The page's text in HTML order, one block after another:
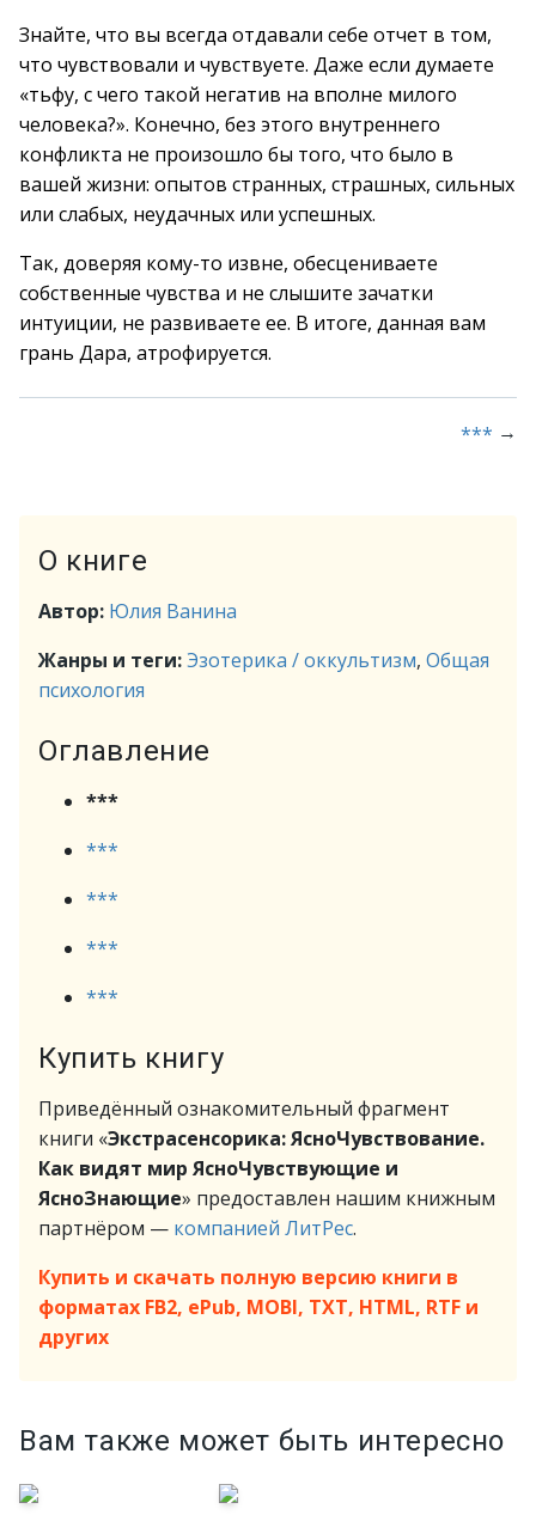
Знайте, что вы всегда отдавали себе отчет в том,
что чувствовали и чувствуете. Даже если думаете
«тьфу, с чего такой негатив на вполне милого
человека?». Конечно, без этого внутреннего
конфликта не произошло бы того, что было в
вашей жизни: опытов странных, страшных, сильных
или слабых, неудачных или успешных.
Так, доверяя кому-то извне, обесцениваете
собственные чувства и не слышите зачатки
интуиции, не развиваете ее. В итоге, данная вам
грань Дара, атрофируется.
*** →
О книге
Автор: Юлия Ванина
Жанры и теги:Эзотерика / оккультизм, Общая
психология
Оглавление
***
***
***
***
***
Купить книгу
Приведённый ознакомительный фрагмент
книги «Экстрасенсорика: ЯсноЧувствование.
Как видят мир ЯсноЧувствующие и
ЯсноЗнающие» предоставлен нашим книжным
партнёром — компанией ЛитРес.
Купить и скачать полную версию книги в
форматах FB2, ePub, MOBI, TXT, HTML, RTF и
других
Вам также может быть интересно